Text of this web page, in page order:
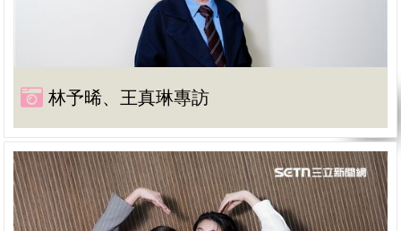
林予晞、王真琳專訪